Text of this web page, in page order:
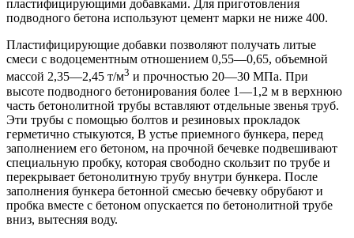
пластифицирующими добавками. Для приготовления
подводного бетона используют цемент марки не ниже 400.
Пластифицирующие добавки позволяют получать литые
смеси с водоцементным отношением 0,55—0,65, объемной
массой 2,35—2,45 т/м3 и прочностью 20—30 МПа. При
высоте подводного бетонирования более 1—1,2 м в верхнюю
часть бетонолитной трубы вставляют отдельные звенья труб.
Эти трубы с помощью болтов и резиновых прокладок
герметично стыкуются, В устье приемного бункера, перед
заполнением его бетоном, на прочной бечевке подвешивают
специальную пробку, которая свободно скользит по трубе и
перекрывает бетонолитную трубу внутри бункера. После
заполнения бункера бетонной смесью бечевку обрубают и
пробка вместе с бетоном опускается по бетонолитной трубе
вниз, вытесняя воду.